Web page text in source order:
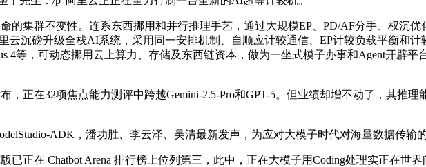
集群不变性。连系东西挪用和并行推理手艺，通过大规模EP、PD/AF分手、权沉优
云沉磅升级全栈AI系统，采用同一安排机制、自顺应计较通信、EP计较负载平衡和
4等，可动态挪用云上算力、存储及东西链资本，做为一坐式模子办事和Agent开辟
正在32项焦点能力测评中跨越Gemini-2.5-Pro和GPT-5。但业绩却增不动了，其推理
ADK，潘功胜、李云泽、吴清最新发声，为应对大模子时代对海量数据传输
在 Chatbot Arena 排行榜上位列第三，此中，正在大模子用Coding处理实正在世界